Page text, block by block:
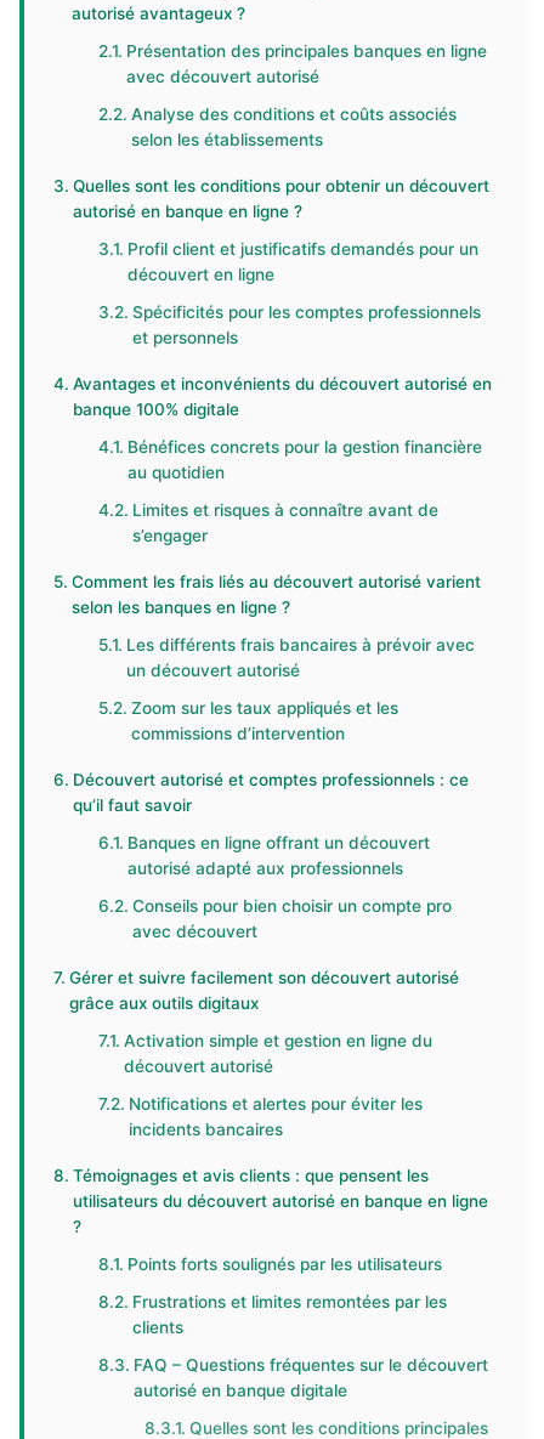
autorisé avantageux ?
Présentation des principales banques en ligne
avec découvert autorisé
Analyse des conditions et coûts associés
selon les établissements
Quelles sont les conditions pour obtenir un découvert
autorisé en banque en ligne ?
Profil client et justificatifs demandés pour un
découvert en ligne
Spécificités pour les comptes professionnels
et personnels
Avantages et inconvénients du découvert autorisé en
banque 100% digitale
Bénéfices concrets pour la gestion financière
au quotidien
Limites et risques à connaître avant de
s’engager
Comment les frais liés au découvert autorisé varient
selon les banques en ligne ?
Les différents frais bancaires à prévoir avec
un découvert autorisé
Zoom sur les taux appliqués et les
commissions d’intervention
Découvert autorisé et comptes professionnels : ce
qu’il faut savoir
Banques en ligne offrant un découvert
autorisé adapté aux professionnels
Conseils pour bien choisir un compte pro
avec découvert
Gérer et suivre facilement son découvert autorisé
grâce aux outils digitaux
Activation simple et gestion en ligne du
découvert autorisé
Notifications et alertes pour éviter les
incidents bancaires
Témoignages et avis clients : que pensent les
utilisateurs du découvert autorisé en banque en ligne
?
Points forts soulignés par les utilisateurs
Frustrations et limites remontées par les
clients
FAQ – Questions fréquentes sur le découvert
autorisé en banque digitale
Quelles sont les conditions principales